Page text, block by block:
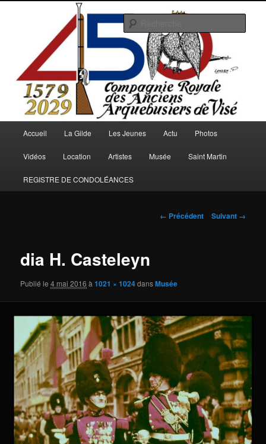
Arquebusiers.eu
Accueil La Gilde Les Jeunes Actu Photos
Vidéos Location Artistes Musée Saint Martin
REGISTRE DE CONDOLÉANCES
Navigation
← Précédent Suivant →
dia H. Casteleyn
Publié le4 mai 2016 à1021 × 1024dansMusée